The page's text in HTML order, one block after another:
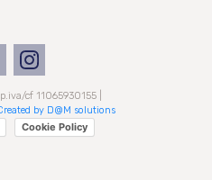
cf 11065930155 |
by D@M solutions
Cookie Policy